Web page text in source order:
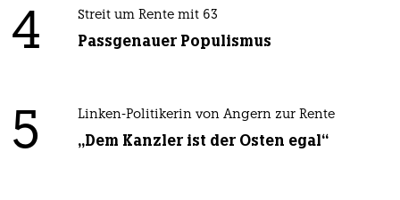
4 Streit um Rente mit 63
Passgenauer Populismus
5 Linken-Politikerin von Angern zur Rente
„Dem Kanzler ist der Osten egal“